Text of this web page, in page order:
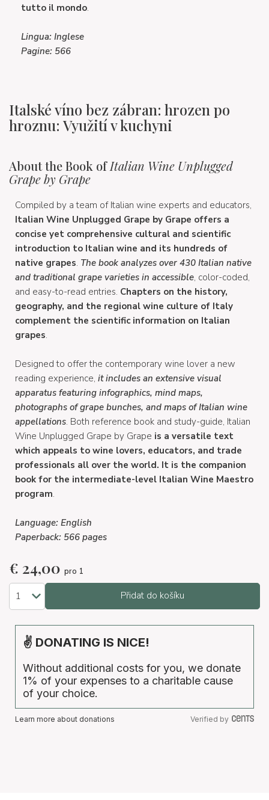
tutto il mondo.
Lingua: Inglese
Pagine: 566
Italské víno bez zábran: hrozen po
hroznu: Využití v kuchyni
About the Book ofItalian Wine Unplugged
Grape by Grape
Compiled by a team of Italian wine experts and educators,
Italian Wine Unplugged Grape by Grape offers a
concise yet comprehensive cultural and scientific
introduction to Italian wine and its hundreds of
native grapes. The book analyzes over 430 Italian native
and traditional grape varieties in accessible, color-coded,
and easy-to-read entries. Chapters on the history,
geography, and the regional wine culture of Italy
complement the scientific information on Italian
grapes.
Designed to offer the contemporary wine lover a new
reading experience, it includes an extensive visual
apparatus featuring infographics, mind maps,
photographs of grape bunches, and maps of Italian wine
appellations. Both reference book and study-guide, Italian
Wine Unplugged Grape by Grape is a versatile text
which appeals to wine lovers, educators, and trade
professionals all over the world. It is the companion
book for the intermediate-level Italian Wine Maestro
program.
Language: English
Paperback: 566 pages
€ 24,00 pro 1
Přidat do košíku
✌ DONATING IS NICE!
Without additional costs for you, we donate
1% of your expenses to a charitable cause
of your choice.
Learn more about donations Verified by